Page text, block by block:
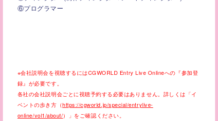
⑥プログラマー
※会社説明会を視聴するにはCGWORLD Entry Live Onlineへの『参加登
録』が必要です。
各社の会社説明会ごとに視聴予約する必要はありません。詳しくは「イ
ベントの歩き方（https://cgworld.jp/special/entrylive-
online/vol1/about/）」をご確認ください。